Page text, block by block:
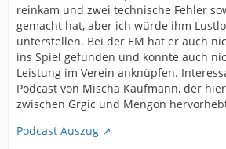
reinkam und zwei technische Fehler
gemacht hat, aber ich würde ihm
unterstellen. Bei der EM hat er auch
ins Spiel gefunden und konnte auch
Leistung im Verein anknüpfen.
Podcast von Mischa Kaufmann, der
zwischen Grgic und Mengon
Podcast Auszug